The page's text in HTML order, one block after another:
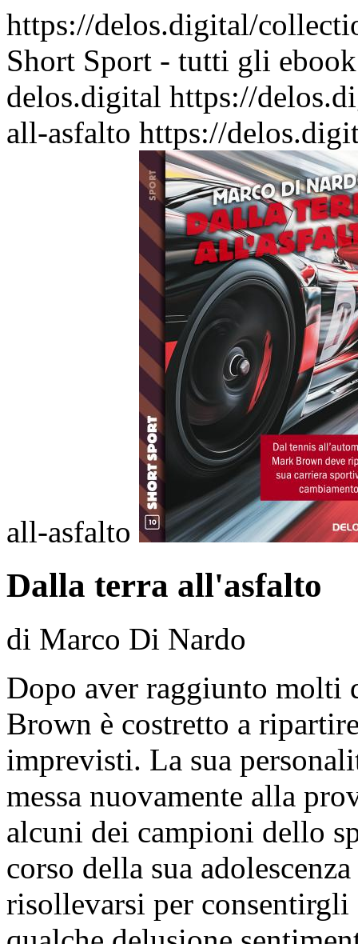
https://delos.digital/
Short Sport - tutti gli ebook
delos.digital https://
all-asfalto https://
all-asfalto
Dalla terra all'asfalto
di Marco Di Nardo
Dopo aver raggiunto
Brown è costretto a
imprevisti. La sua
messa nuovamente alla
alcuni dei campioni dello
corso della sua
risollevarsi per